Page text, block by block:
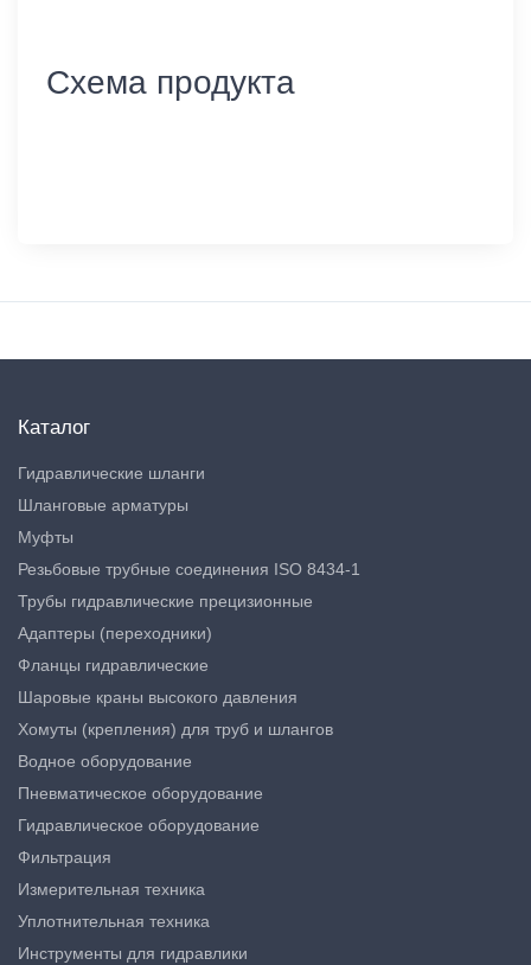
Схема продукта
Каталог
Гидравлические шланги
Шланговые арматуры
Муфты
Резьбовые трубные соединения ISO 8434-1
Трубы гидравлические прецизионные
Адаптеры (переходники)
Фланцы гидравлические
Шаровые краны высокого давления
Хомуты (крепления) для труб и шлангов
Водное оборудование
Пневматическое оборудование
Гидравлическое оборудование
Фильтрация
Измерительная техника
Уплотнительная техника
Инструменты для гидравлики